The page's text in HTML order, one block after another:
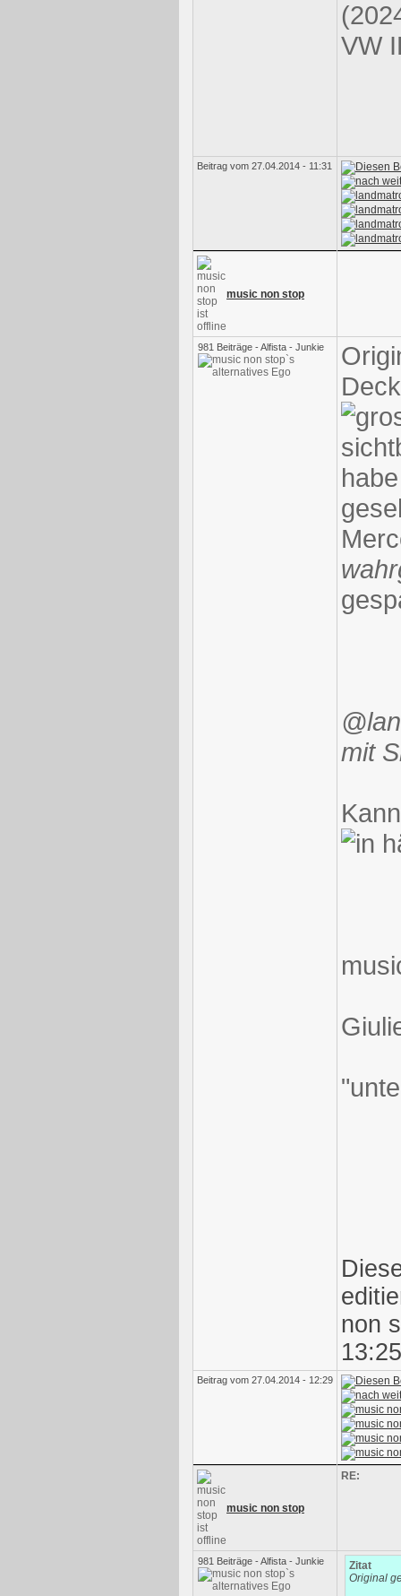
VW
Beitrag vom 27.04.2014 - 11:31
music non stop
981 Beiträge - Alfista - Junkie
mit
non
Beitrag vom 27.04.2014 - 12:29
music non stop
RE:
981 Beiträge - Alfista - Junkie
Zitat
Original